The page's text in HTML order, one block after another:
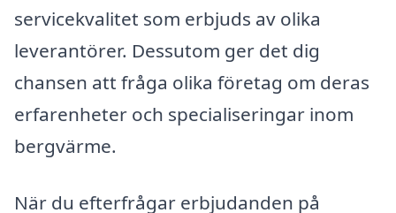
servicekvalitet som erbjuds av olika
leverantörer. Dessutom ger det dig
chansen att fråga olika företag om deras
erfarenheter och specialiseringar inom
bergvärme.
När du efterfrågar erbjudanden på